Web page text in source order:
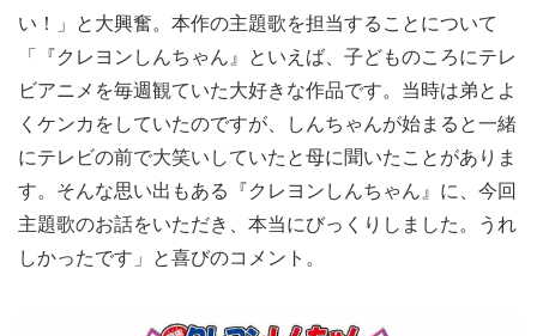
い！」と大興奮。本作の主題歌を担当することについて
「『クレヨンしんちゃん』といえば、子どものころにテレ
ビアニメを毎週観ていた大好きな作品です。当時は弟とよ
くケンカをしていたのですが、しんちゃんが始まると一緒
にテレビの前で大笑いしていたと母に聞いたことがありま
す。そんな思い出もある『クレヨンしんちゃん』に、今回
主題歌のお話をいただき、本当にびっくりしました。うれ
しかったです」と喜びのコメント。